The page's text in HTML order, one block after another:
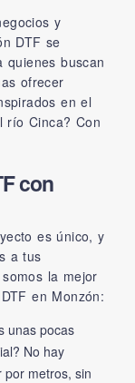
y
DTF se
quienes buscan
ofrecer
en el
río Cinca? Con
con
es único, y
a tus
la mejor
en Monzón:
unas pocas
No hay
por metros, sin